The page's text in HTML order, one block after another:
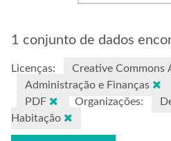
1 conjunto de dados
Licenças: Creative Commons
Administração e Finanças
PDF
Organizações:
Habitação